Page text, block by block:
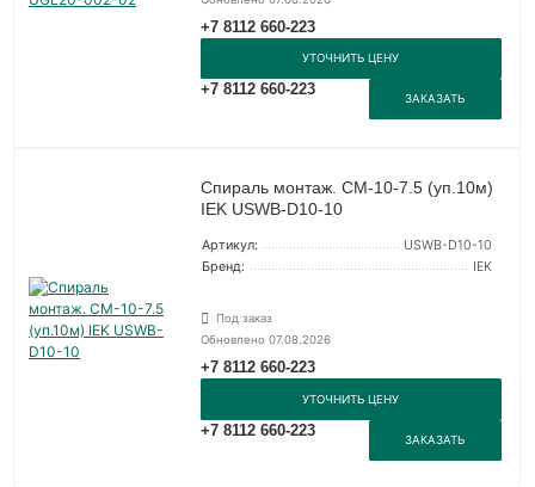
+7 8112 660-223
УТОЧНИТЬ ЦЕНУ
+7 8112 660-223
ЗАКАЗАТЬ
Спираль монтаж. СМ-10-7.5 (уп.10м)
IEK USWB-D10-10
Артикул:
USWB-D10-10
Бренд:
IEK
Под заказ
Обновлено 07.08.2026
+7 8112 660-223
УТОЧНИТЬ ЦЕНУ
+7 8112 660-223
ЗАКАЗАТЬ